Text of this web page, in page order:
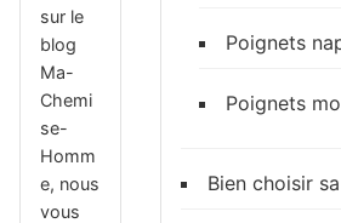
sur le
blog
Ma-
Chemi
se-
Homm
e, nous
vous
Poignets
Poignets
Bien choisir